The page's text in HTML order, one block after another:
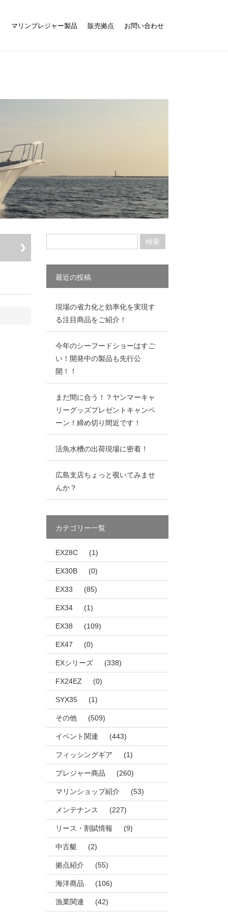
マリンプレジャー製品 販売拠点 お問い合わせ
最近の投稿
現場の省力化と効率化を実現す
る注目商品をご紹介！
今年のシーフードショーはすご
い！開発中の製品も先行公
開！！
まだ間に合う！？ヤンマーキャ
リーグッズプレゼントキャンペ
ーン！締め切り間近です！
活魚水槽の出荷現場に密着！
広島支店ちょっと覗いてみませ
んか？
カテゴリー一覧
EX28C (1)
EX30B (0)
EX33 (85)
EX34 (1)
EX38 (109)
EX47 (0)
EXシリーズ (338)
FX24EZ (0)
SYX35 (1)
その他 (509)
イベント関連 (443)
フィッシングギア (1)
プレジャー商品 (260)
マリンショップ紹介 (53)
メンテナンス (227)
リース・割賦情報 (9)
中古艇 (2)
拠点紹介 (55)
海洋商品 (106)
漁業関連 (42)